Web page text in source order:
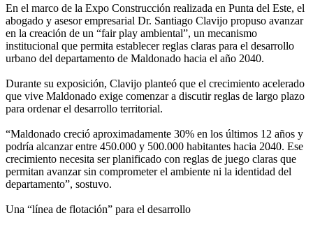
En el marco de la Expo Construcción realizada en Punta del Este, el
abogado y asesor empresarial Dr. Santiago Clavijo propuso avanzar
en la creación de un “fair play ambiental”, un mecanismo
institucional que permita establecer reglas claras para el desarrollo
urbano del departamento de Maldonado hacia el año 2040.
Durante su exposición, Clavijo planteó que el crecimiento acelerado
que vive Maldonado exige comenzar a discutir reglas de largo plazo
para ordenar el desarrollo territorial.
“Maldonado creció aproximadamente 30% en los últimos 12 años y
podría alcanzar entre 450.000 y 500.000 habitantes hacia 2040. Ese
crecimiento necesita ser planificado con reglas de juego claras que
permitan avanzar sin comprometer el ambiente ni la identidad del
departamento”, sostuvo.
Una “línea de flotación” para el desarrollo